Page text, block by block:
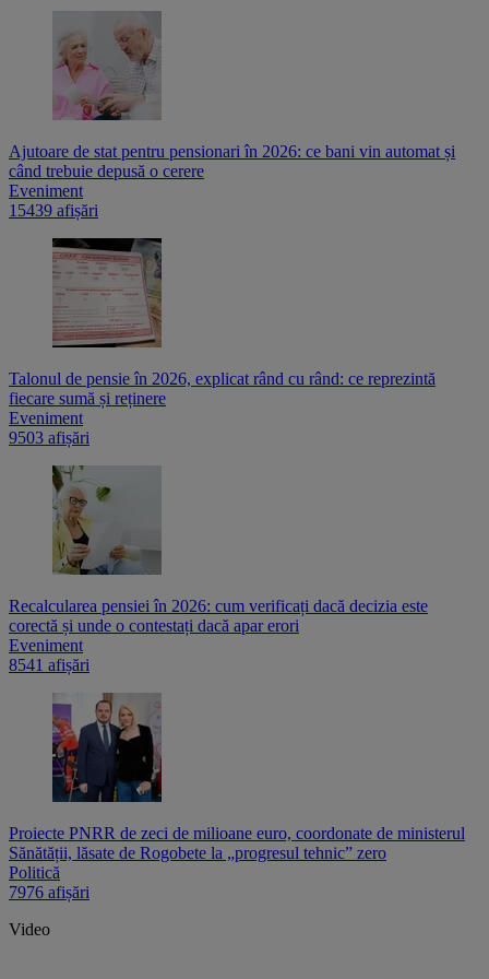
Ajutoare de stat pentru pensionari în 2026: ce bani vin automat și
când trebuie depusă o cerere
Eveniment
15439 afișări
Talonul de pensie în 2026, explicat rând cu rând: ce reprezintă
fiecare sumă și reținere
Eveniment
9503 afișări
Recalcularea pensiei în 2026: cum verificați dacă decizia este
corectă și unde o contestați dacă apar erori
Eveniment
8541 afișări
Proiecte PNRR de zeci de milioane euro, coordonate de ministerul
Sănătății, lăsate de Rogobete la „progresul tehnic” zero
Politică
7976 afișări
Video